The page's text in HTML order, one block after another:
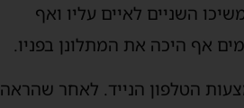
השניים לאיים עליו ואף
אף היכה את המתלונן בפניו.
הטלפון הנייד. לאחר שהראה